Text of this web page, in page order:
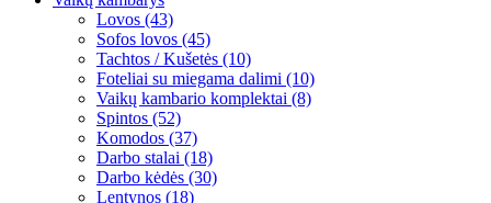
Lovos (43)
Sofos lovos (45)
Tachtos / Kušetės (10)
Foteliai su miegama dalimi (10)
Vaikų kambario komplektai (8)
Spintos (52)
Komodos (37)
Darbo stalai (18)
Darbo kėdės (30)
Lentynos (18)